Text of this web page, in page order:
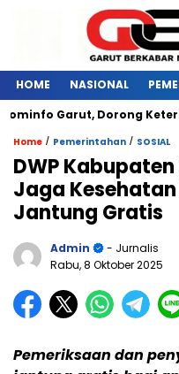
HOME NASIONAL
Garut, Dorong
Home / Pemerintahan / SOSIAL
DWP
Jaga
Jantung Gratis
Admin
- Jurnalis
Rabu, 8 Oktober 2025
Pemeriksaan dan